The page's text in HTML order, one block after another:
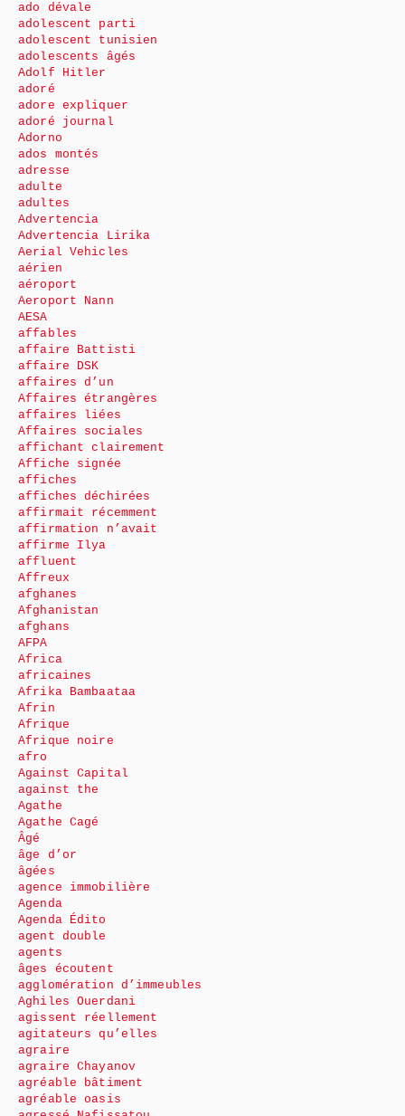
ado dévale
adolescent parti
adolescent tunisien
adolescents âgés
Adolf Hitler
adoré
adore expliquer
adoré journal
Adorno
ados montés
adresse
adulte
adultes
Advertencia
Advertencia Lirika
Aerial Vehicles
aérien
aéroport
Aeroport Nann
AESA
affables
affaire Battisti
affaire DSK
affaires d’un
Affaires étrangères
affaires liées
Affaires sociales
affichant clairement
Affiche signée
affiches
affiches déchirées
affirmait récemment
affirmation n’avait
affirme Ilya
affluent
Affreux
afghanes
Afghanistan
afghans
AFPA
Africa
africaines
Afrika Bambaataa
Afrin
Afrique
Afrique noire
afro
Against Capital
against the
Agathe
Agathe Cagé
Âgé
âge d’or
âgées
agence immobilière
Agenda
Agenda Édito
agent double
agents
âges écoutent
agglomération d’immeubles
Aghiles Ouerdani
agissent réellement
agitateurs qu’elles
agraire
agraire Chayanov
agréable bâtiment
agréable oasis